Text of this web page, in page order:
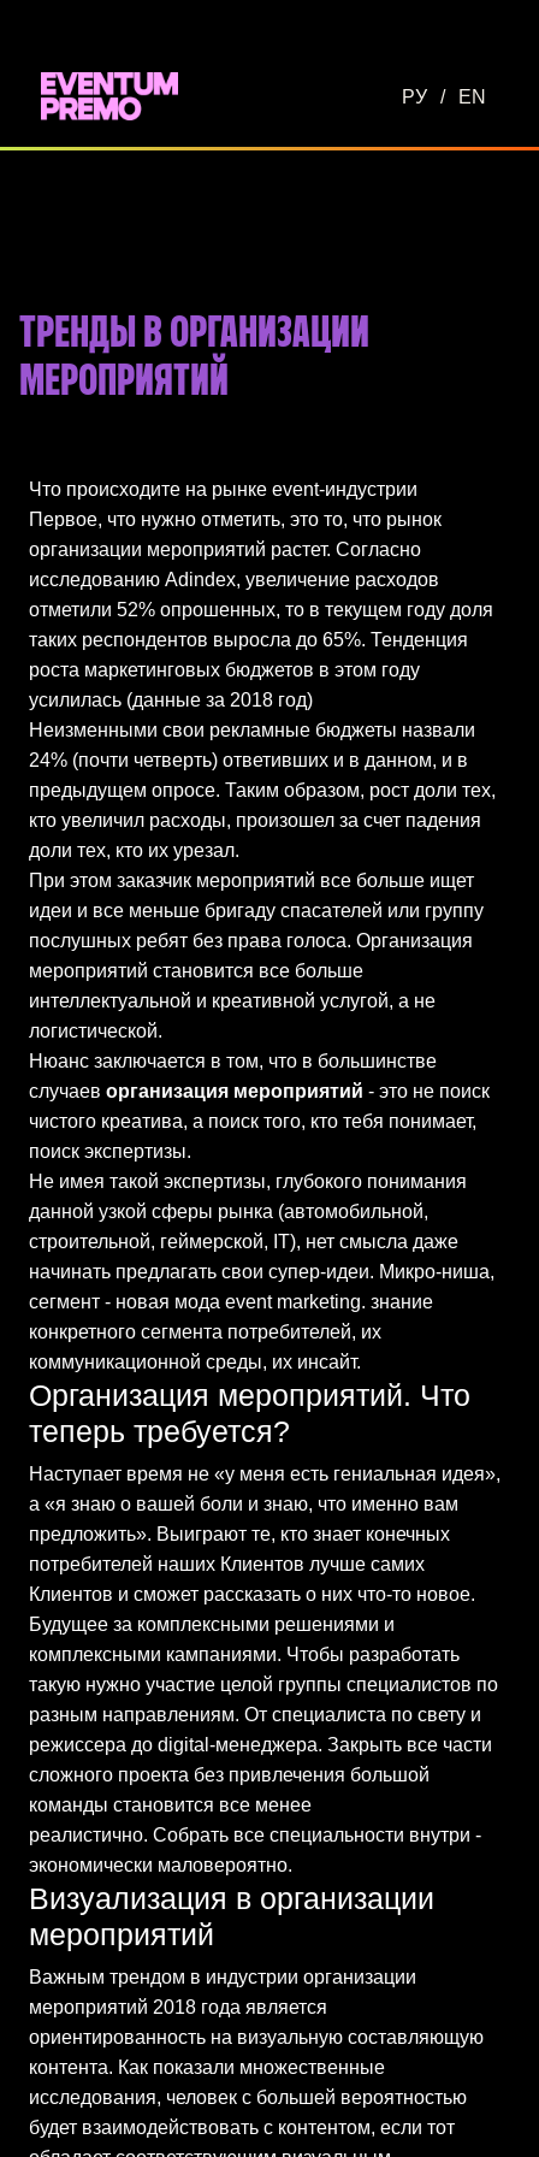
РУ / EN
ТРЕНДЫ В ОРГАНИЗАЦИИ
МЕРОПРИЯТИЙ
Что происходите на рынке event-индустрии
Первое, что нужно отметить, это то, что рынок
организации мероприятий растет. Согласно
исследованию Adindex, увеличение расходов
отметили 52% опрошенных, то в текущем году доля
таких респондентов выросла до 65%. Тенденция
роста маркетинговых бюджетов в этом году
усилилась (данные за 2018 год)
Неизменными свои рекламные бюджеты назвали
24% (почти четверть) ответивших и в данном, и в
предыдущем опросе. Таким образом, рост доли тех,
кто увеличил расходы, произошел за счет падения
доли тех, кто их урезал.
При этом заказчик мероприятий все больше ищет
идеи и все меньше бригаду спасателей или группу
послушных ребят без права голоса. Организация
мероприятий становится все больше
интеллектуальной и креативной услугой, а не
логистической.
Нюанс заключается в том, что в большинстве
случаев организация мероприятий - это не поиск
чистого креатива, а поиск того, кто тебя понимает,
поиск экспертизы.
Не имея такой экспертизы, глубокого понимания
данной узкой сферы рынка (автомобильной,
строительной, геймерской, IT), нет смысла даже
начинать предлагать свои супер-идеи. Микро-ниша,
сегмент - новая мода event marketing. знание
конкретного сегмента потребителей, их
коммуникационной среды, их инсайт.
Организация мероприятий. Что
теперь требуется?
Наступает время не «у меня есть гениальная идея»,
а «я знаю о вашей боли и знаю, что именно вам
предложить». Выиграют те, кто знает конечных
потребителей наших Клиентов лучше самих
Клиентов и сможет рассказать о них что-то новое.
Будущее за комплексными решениями и
комплексными кампаниями. Чтобы разработать
такую нужно участие целой группы специалистов по
разным направлениям. От специалиста по свету и
режиссера до digital-менеджера. Закрыть все части
сложного проекта без привлечения большой
команды становится все менее
реалистично. Собрать все специальности внутри -
экономически маловероятно.
Визуализация в организации
мероприятий
Важным трендом в индустрии организации
мероприятий 2018 года является
ориентированность на визуальную составляющую
контента. Как показали множественные
исследования, человек с большей вероятностью
будет взаимодействовать с контентом, если тот